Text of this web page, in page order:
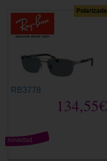
Polarizada
RB3778
134,55€
novedad